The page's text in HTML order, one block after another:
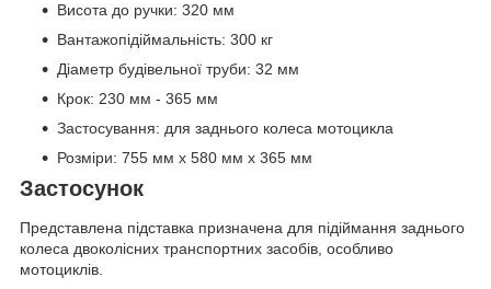
Висота до ручки: 320 мм
Вантажопідіймальність: 300 кг
Діаметр будівельної труби: 32 мм
Крок: 230 мм - 365 мм
Застосування: для заднього колеса мотоцикла
Розміри: 755 мм х 580 мм х 365 мм
Застосунок
Представлена підставка призначена для підіймання заднього
колеса двоколісних транспортних засобів, особливо
мотоциклів.